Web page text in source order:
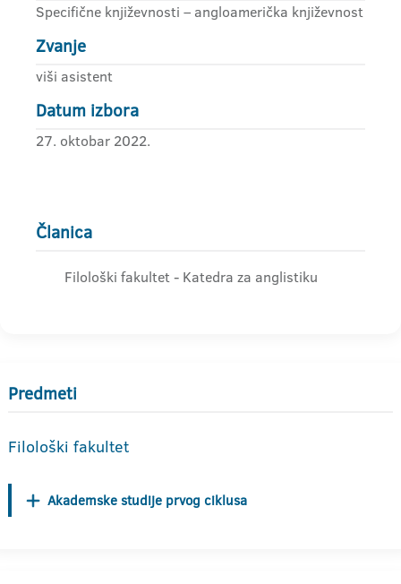
Specifične književnosti – angloamerička književnost
Zvanje
viši asistent
Datum izbora
27. oktobar 2022.
Članica
Filološki fakultet - Katedra za anglistiku
Predmeti
Filološki fakultet
Akademske studije prvog ciklusa